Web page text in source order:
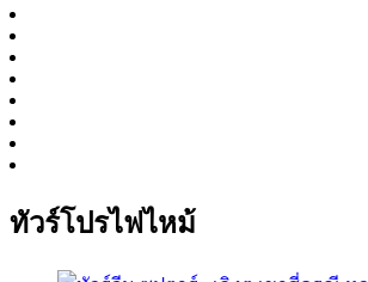
ทัวร์โปรไฟไหม้